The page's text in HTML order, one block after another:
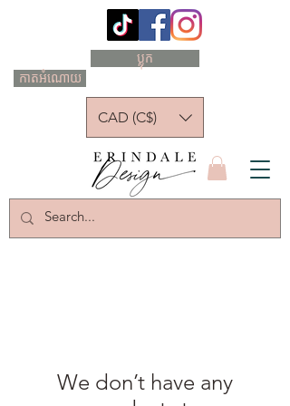
កាតអំណោយ
ប្លុក
CAD (C$)
We don’t have any